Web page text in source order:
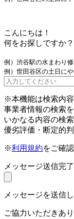
こんにちは！
何をお探しですか？
例）渋谷駅の水まわり
例）世田谷区の土日に
※本機能は検索内容
事業者情報の検索
いかなる内容の検
優劣評価・断定的
※利用規約をご確
メッセージ送信完了
メッセージを送信し
ご協力いただきあ